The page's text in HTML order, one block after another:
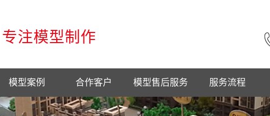
专注模型制作
模型案例 合作客户 模型售后服务 服务流程